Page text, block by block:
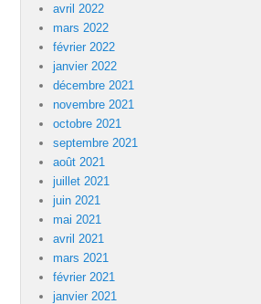
avril 2022
mars 2022
février 2022
janvier 2022
décembre 2021
novembre 2021
octobre 2021
septembre 2021
août 2021
juillet 2021
juin 2021
mai 2021
avril 2021
mars 2021
février 2021
janvier 2021